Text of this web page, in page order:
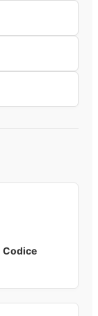
Codice